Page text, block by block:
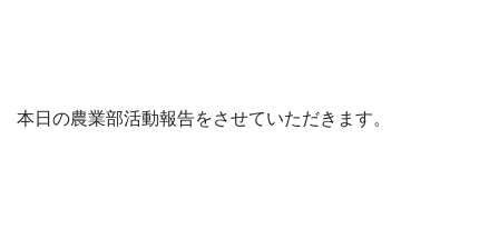
本日の農業部活動報告をさせていただきます。